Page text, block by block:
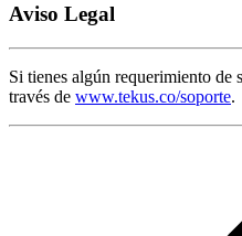
Aviso Legal
Si tienes algún requerimiento de
través de www.tekus.co/soporte.